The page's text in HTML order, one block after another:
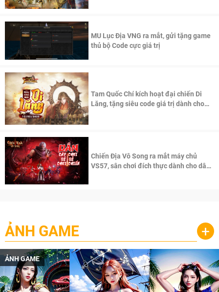
MU Lục Địa VNG ra mắt, gửi tặng game
thủ bộ Code cực giá trị
Tam Quốc Chí kích hoạt đại chiến Di
Lăng, tặng siêu code giá trị dành cho
Chiến Địa Vô Song ra mắt máy chủ
VS57, sân chơi đích thực dành cho dân
ẢNH GAME +
ẢNH GAME